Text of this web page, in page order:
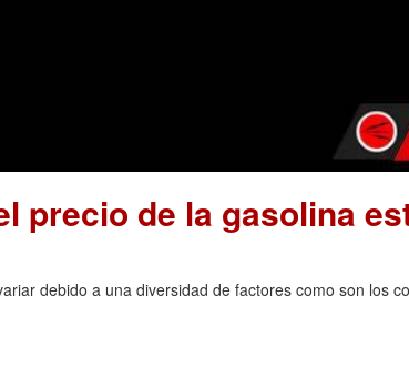
precio de la gasolina
debido a una diversidad de factores como son los